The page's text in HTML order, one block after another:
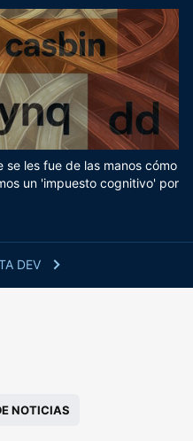
DEV
les fue de las manos cómo
un 'impuesto cognitivo' por
NOTICIAS